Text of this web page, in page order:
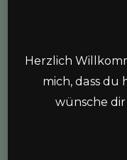
Herzlich
mich, dass du
wünsche